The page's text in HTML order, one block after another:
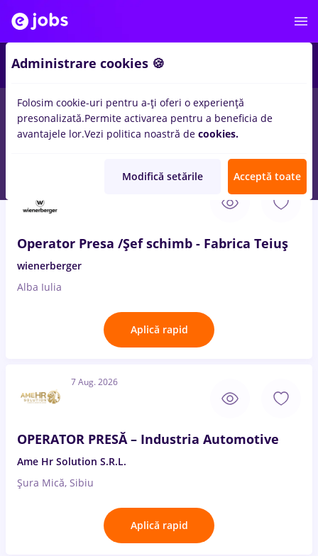
Salarii Remote (de acasă) București Cluj-
Operator Presa /Șef schimb - Fabrica Teiuș
wienerberger
Alba Iulia
Aplică rapid
7 Aug. 2026
OPERATOR PRESĂ – Industria Automotive
Ame Hr Solution S.R.L.
Șura Mică, Sibiu
Aplică rapid
Administrare cookies 🍪
Folosim cookie-uri pentru a-ți oferi o experiență
presonalizată.Permite activarea pentru a beneficia de
avantajele lor.Vezi politica noastră de cookies.
Modifică setările Acceptă toate